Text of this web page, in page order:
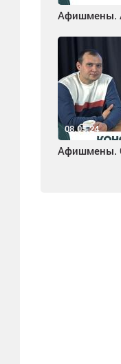
Афишмены.
08.05.24
Афишмены.